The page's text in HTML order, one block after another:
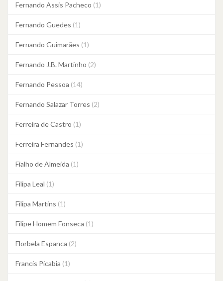
Fernando Assis Pacheco (1)
Fernando Guedes (1)
Fernando Guimarães (1)
Fernando J.B. Martinho (2)
Fernando Pessoa (14)
Fernando Salazar Torres (2)
Ferreira de Castro (1)
Ferreira Fernandes (1)
Fialho de Almeida (1)
Filipa Leal (1)
Filipa Martins (1)
Filipe Homem Fonseca (1)
Florbela Espanca (2)
Francis Picabia (1)